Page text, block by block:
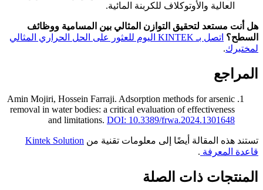
العالية والأوتوكلاف للكربنة المائية.
هل أنت مستعد لتحقيق التوازن المثالي بين المسامية ووظائف
السطح؟
اتصل بـ KINTEK اليوم للعثور على الحل الحراري المثالي
لمختبرك.
المراجع
Amin Mojiri, Hossein Farraji. Adsorption methods for arsenic
removal in water bodies: a critical evaluation of effectiveness
and limitations. DOI: 10.3389/frwa.2024.1301648
تستند هذه المقالة أيضًا إلى معلومات تقنية من Kintek Solution
قاعدة المعرفة .
المنتجات ذات الصلة